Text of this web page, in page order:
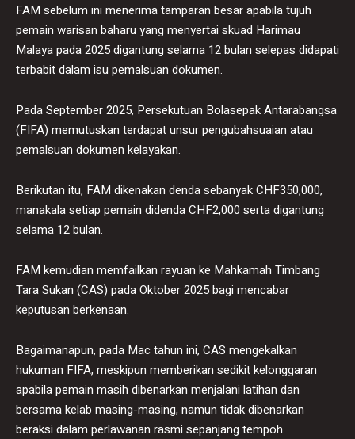
FAM sebelum ini menerima tamparan besar apabila tujuh
pemain warisan baharu yang menyertai skuad Harimau
Malaya pada 2025 digantung selama 12 bulan selepas didapati
terbabit dalam isu pemalsuan dokumen.
Pada September 2025, Persekutuan Bolasepak Antarabangsa
(FIFA) memutuskan terdapat unsur pengubahsuaian atau
pemalsuan dokumen kelayakan.
Berikutan itu, FAM dikenakan denda sebanyak CHF350,000,
manakala setiap pemain didenda CHF2,000 serta digantung
selama 12 bulan.
FAM kemudian memfailkan rayuan ke Mahkamah Timbang
Tara Sukan (CAS) pada Oktober 2025 bagi mencabar
keputusan berkenaan.
Bagaimanapun, pada Mac tahun ini, CAS mengekalkan
hukuman FIFA, meskipun memberikan sedikit kelonggaran
apabila pemain masih dibenarkan menjalani latihan dan
bersama kelab masing-masing, namun tidak dibenarkan
beraksi dalam perlawanan rasmi sepanjang tempoh